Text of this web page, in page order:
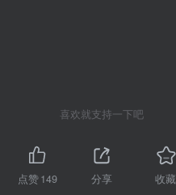
喜欢就支持一下吧
点赞149 分享 收藏